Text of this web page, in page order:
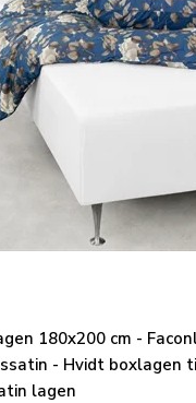
180x200 cm -
- Hvidt boxlagen
lagen